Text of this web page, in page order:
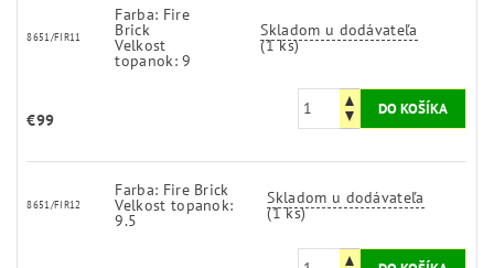
8651/FIR11
Farba: Fire
Brick
Velkost
topanok: 9
Skladom u dodávateľa
(1 ks)
€99
8651/FIR12
Farba: Fire Brick
Velkost topanok:
9.5
Skladom u dodávateľa
(1 ks)